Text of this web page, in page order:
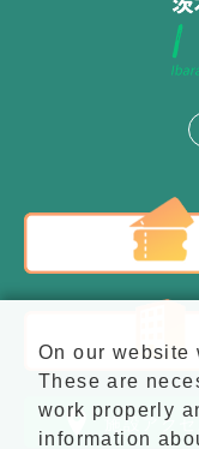
施設アク
On our website
These are
work properly
information